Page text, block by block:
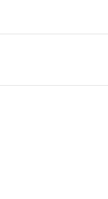
ROM-01.pdf